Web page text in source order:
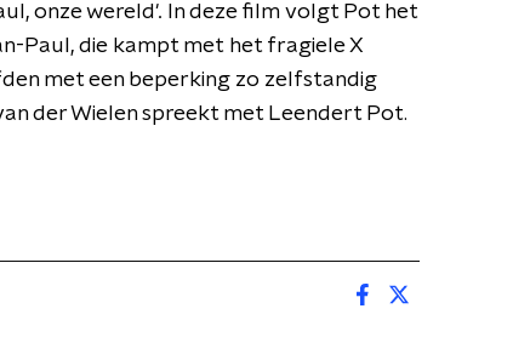
onze wereld'.
In deze film volgt Pot het
Paul, die kampt met het fragiele X
met een beperking zo zelfstandig
der Wielen spreekt met Leendert Pot.